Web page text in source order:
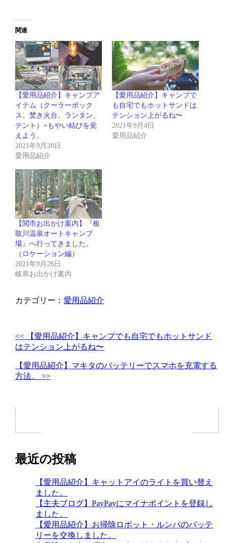
関連
【愛用品紹介】キャンプア
イテム（クーラーボック
ス、焚き火台、ランタン、
テント）+もやい結びを覚
えよう。
2021年9月28日
愛用品紹介
【愛用品紹介】キャンプで
も自宅でもホットサンドは
テンション上がるね〜
2021年9月4日
愛用品紹介
【関市お出かけ案内】『板
取川温泉オートキャンプ
場』へ行ってきました。
（ロケーション編）
2021年9月26日
岐阜お出かけ案内
カテゴリー：愛用品紹介
<< 【愛用品紹介】キャンプでも自宅でもホットサンド
はテンション上がるね〜
【愛用品紹介】マキタのバッテリーでスマホを充電する
方法。 >>
最近の投稿
【愛用品紹介】キャットアイのライトを買い替え
ました。
【主夫ブログ】PayPayにマイナポイントを登録し
ました。
【愛用品紹介】お掃除ロボット・ルンバのバッテ
リーを交換しました。